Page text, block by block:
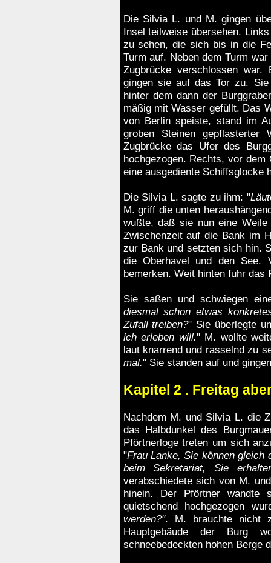
Die Silvia L. und M. gingen
Insel teilweise übersehen.
zu sehen, die sich bis in die
Turm auf. Neben dem Turm
Zugbrücke verschlossen
gingen sie auf das Tor zu.
hinter dem dann der
mäßig mit Wasser gefüllt. Das
von Berlin speiste, stand im
groben Steinen
Zugbrücke das Ufer des
hochgezogen. Rechts, vor
eine ausgediente Schiffsglocke
Die Silvia L. sagte zu ihm: "
M. griff die unten
wußte, daß sie nun eine
Zwischenzeit auf die Bank im
zur Bank und setzten sich hin.
die Oberhavel und den
bemerken. Weit hinten fuhr das
Sie saßen und schwiegen
diesmal schon etwas
Zufall treiben?" Sie überlegte
ich erleben will." M. wollte
laut knarrend und rasselnd zu
mal." Sie standen auf und
Kapitel 2 . Freitag
Nachdem M. und Silvia L. die
das Halbdunkel des
Pförtnerloge treten um sich
"Frau Lanke, Sie können gleich
beim Sekretariat, Sie
verabschiedete sich von M.
hinein. Der Pförtner wandte
quietschend hochgezogen
werden?". M. brauchte nicht
Hauptgebäude der Burg
schneebedeckten hohen Berge